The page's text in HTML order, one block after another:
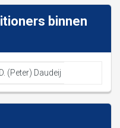
binnen
(Peter) Daudeij